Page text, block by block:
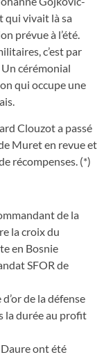
qui vivait là sa
prévue à l’été.
c’est par
Un cérémonial
qui occupe une
Clouzot a passé
Muret en revue et
récompenses. (*)
de la
la croix du
en Bosnie
SFOR de
de la défense
la durée au profit
ont été